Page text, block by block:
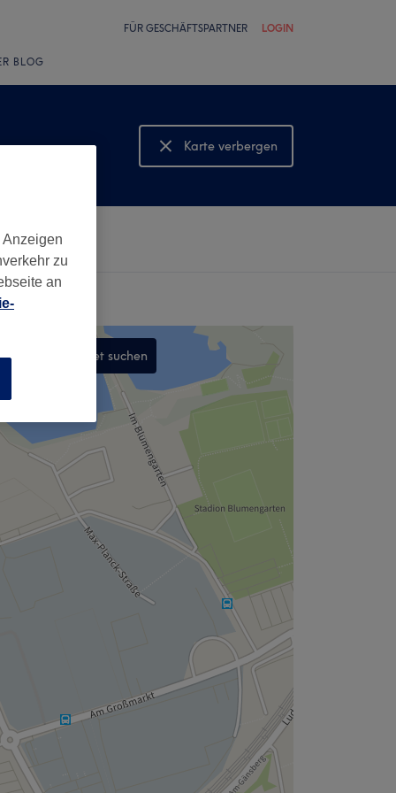
FÜR GESCHÄFTSPARTNER LOGIN
BLOG
Karte verbergen
Karte anzeigen
In diesem Gebiet suchen
zu
an